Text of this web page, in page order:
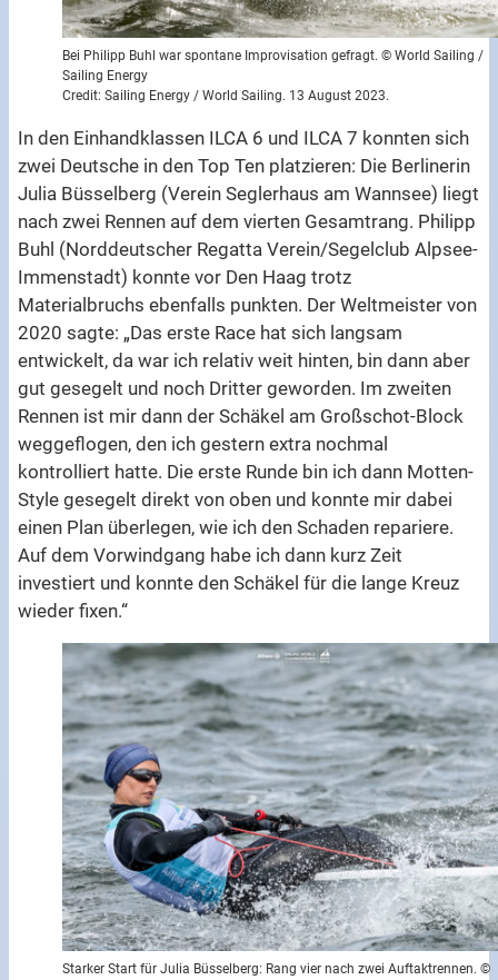
Bei Philipp Buhl war spontane Improvisation gefragt. © World Sailing /
Sailing Energy
Credit: Sailing Energy / World Sailing. 13 August 2023.
In den Einhandklassen ILCA 6 und ILCA 7 konnten sich
zwei Deutsche in den Top Ten platzieren: Die Berlinerin
Julia Büsselberg (Verein Seglerhaus am Wannsee) liegt
nach zwei Rennen auf dem vierten Gesamtrang. Philipp
Buhl (Norddeutscher Regatta Verein/Segelclub Alpsee-
Immenstadt) konnte vor Den Haag trotz
Materialbruchs ebenfalls punkten. Der Weltmeister von
2020 sagte: „Das erste Race hat sich langsam
entwickelt, da war ich relativ weit hinten, bin dann aber
gut gesegelt und noch Dritter geworden. Im zweiten
Rennen ist mir dann der Schäkel am Großschot-Block
weggeflogen, den ich gestern extra nochmal
kontrolliert hatte. Die erste Runde bin ich dann Motten-
Style gesegelt direkt von oben und konnte mir dabei
einen Plan überlegen, wie ich den Schaden repariere.
Auf dem Vorwindgang habe ich dann kurz Zeit
investiert und konnte den Schäkel für die lange Kreuz
wieder fixen.“
Starker Start für Julia Büsselberg: Rang vier nach zwei Auftaktrennen. ©